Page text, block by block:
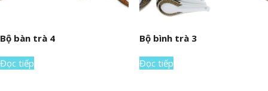
Bộ bàn trà 4
Đọc tiếp
Bộ bình trà 3
Đọc tiếp